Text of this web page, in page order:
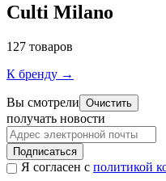
Culti Milano
127 товаров
К бренду →
Вы смотрели Очистить
получать новости
Подписаться
Я согласен с политикой